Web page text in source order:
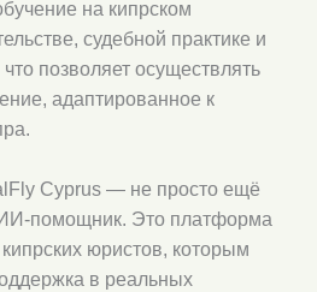
на кипрском
судебной практике и
позволяет осуществлять
адаптированное к
Cyprus — не просто ещё
помощник. Это платформа
юристов, которым
в реальных